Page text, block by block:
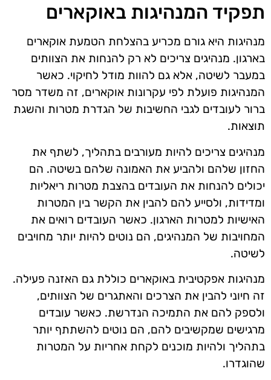
תפקיד המנהיגות באוקארים
מנהיגות היא גורם מכריע בהצלחת הטמעת אוקארים
בארגון. מנהיגים צריכים לא רק להנחות את הצוותים
במעבר לשיטה, אלא גם להוות מודל לחיקוי. כאשר
המנהיגות פועלת לפי עקרונות אוקארים, זה משדר מסר
ברור לעובדים לגבי החשיבות של הגדרת מטרות והשגת
תוצאות.
מנהיגים צריכים להיות מעורבים בתהליך, לשתף את
החזון שלהם ולהביע את האמונה שלהם בשיטה. הם
יכולים להנחות את העובדים בהצבת מטרות ריאליות
ומדידות, ולסייע להם להבין את הקשר בין המטרות
האישיות למטרות הארגון. כאשר העובדים רואים את
המחויבות של המנהיגים, הם נוטים להיות יותר מחויבים
לשיטה.
מנהיגות אפקטיבית באוקארים כוללת גם האזנה פעילה.
זה חיוני להבין את הצרכים והאתגרים של הצוותים,
ולספק להם את התמיכה הנדרשת. כאשר עובדים
מרגישים שמקשיבים להם, הם נוטים להשתתף יותר
בתהליך ולהיות מוכנים לקחת אחריות על המטרות
שהוגדרו.